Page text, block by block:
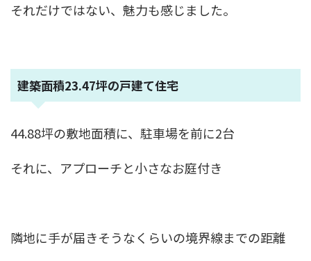
それだけではない、魅力も感じました。
建築面積23.47坪の戸建て住宅
44.88坪の敷地面積に、駐車場を前に2台
それに、アプローチと小さなお庭付き
隣地に手が届きそうなくらいの境界線までの距離